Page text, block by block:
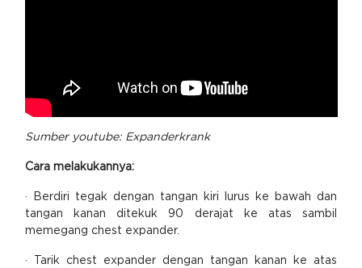
Sumber youtube: Expanderkrank
Cara melakukannya:
· Berdiri tegak dengan tangan kiri lurus ke bawah dan
tangan kanan ditekuk 90 derajat ke atas sambil
memegang chest expander.
· Tarik chest expander dengan tangan kanan ke atas